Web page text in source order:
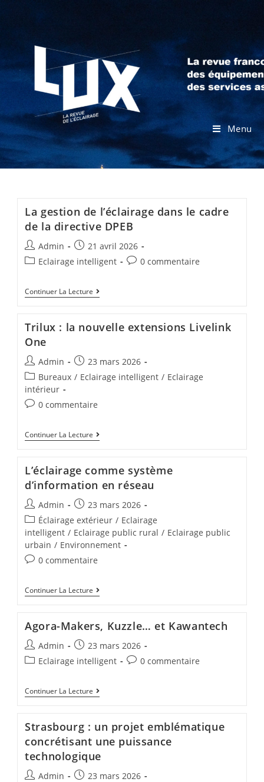
Menu
La gestion de l’éclairage dans le cadre
de la directive DPEB
Admin
21 avril 2026
Eclairage intelligent
0 commentaire
Continuer La Lecture
Trilux : la nouvelle extensions Livelink
One
Admin
23 mars 2026
Bureaux / Eclairage intelligent / Eclairage
intérieur
0 commentaire
Continuer La Lecture
L’éclairage comme système
d’information en réseau
Admin
23 mars 2026
Éclairage extérieur / Eclairage
intelligent / Eclairage public rural / Eclairage public
urbain / Environnement
0 commentaire
Continuer La Lecture
Agora-Makers, Kuzzle… et Kawantech
Admin
23 mars 2026
Eclairage intelligent
0 commentaire
Continuer La Lecture
Strasbourg : un projet emblématique
concrétisant une puissance
technologique
Admin
23 mars 2026